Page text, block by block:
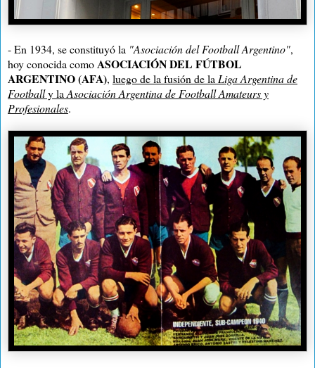
- En 1934, se constituyó la "Asociación del Football Argentino",
hoy conocida comoASOCIACIÓN DEL FÚTBOL
ARGENTINO (AFA), luego de la fusión de laLiga Argentina de
Footbally laAsociación Argentina de Football Amateurs y
Profesionales.